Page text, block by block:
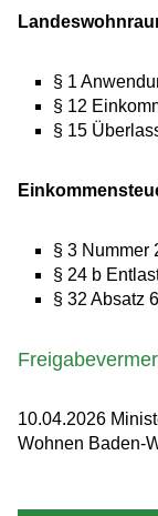
§ 1
§ 12
§ 15
§ 3 Nummer
§ 24 b
§ 32 Absatz
10.04.2026
Wohnen Baden-